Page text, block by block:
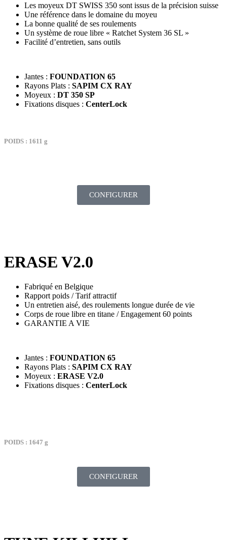
Les moyeux DT SWISS 350 sont issus de la précision suisse
Une référence dans le domaine du moyeu
La bonne qualité de ses roulements
Un système de roue libre « Ratchet System 36 SL »
Facilité d’entretien, sans outils
Jantes : FOUNDATION 65
Rayons Plats : SAPIM CX RAY
Moyeux : DT 350 SP
Fixations disques : CenterLock
POIDS : 1611 g
CONFIGURER
ERASE V2.0
Fabriqué en Belgique
Rapport poids / Tarif attractif
Un entretien aisé, des roulements longue durée de vie
Corps de roue libre en titane / Engagement 60 points
GARANTIE A VIE
Jantes : FOUNDATION 65
Rayons Plats : SAPIM CX RAY
Moyeux : ERASE V2.0
Fixations disques : CenterLock
POIDS : 1647 g
CONFIGURER